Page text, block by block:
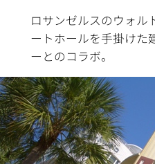
ロサンゼルスのウォル
ートホールを手掛けた
ーとのコラボ。